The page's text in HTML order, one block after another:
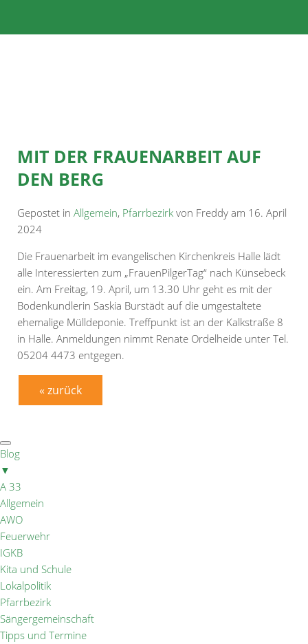
MIT DER FRAUENARBEIT AUF
DEN BERG
Gepostet in Allgemein, Pfarrbezirk von Freddy am 16. April
2024
Die Frauenarbeit im evangelischen Kirchenkreis Halle lädt
alle Interessierten zum „FrauenPilgerTag“ nach Künsebeck
ein. Am Freitag, 19. April, um 13.30 Uhr geht es mit der
Bodenkundlerin Saskia Burstädt auf die umgestaltete
ehemalige Mülldeponie. Treffpunkt ist an der Kalkstraße 8
in Halle. Anmeldungen nimmt Renate Ordelheide unter Tel.
05204 4473 entgegen.
« zurück
Blog
▼
A 33
Allgemein
AWO
Feuerwehr
IGKB
Kita und Schule
Lokalpolitik
Pfarrbezirk
Sängergemeinschaft
Tipps und Termine